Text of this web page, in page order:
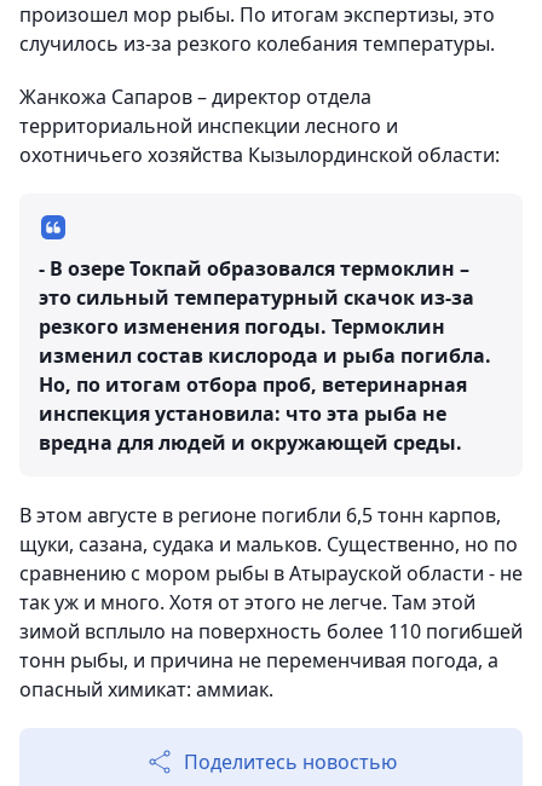
произошел мор рыбы. По итогам экспертизы, это
случилось из-за резкого колебания температуры.
Жанкожа Сапаров – директор отдела
территориальной инспекции лесного и
охотничьего хозяйства Кызылординской области:
- В озере Токпай образовался термоклин –
это сильный температурный скачок из-за
резкого изменения погоды. Термоклин
изменил состав кислорода и рыба погибла.
Но, по итогам отбора проб, ветеринарная
инспекция установила: что эта рыба не
вредна для людей и окружающей среды.
В этом августе в регионе погибли 6,5 тонн карпов,
щуки, сазана, судака и мальков. Существенно, но по
сравнению с мором рыбы в Атырауской области - не
так уж и много. Хотя от этого не легче. Там этой
зимой всплыло на поверхность более 110 погибшей
тонн рыбы, и причина не переменчивая погода, а
опасный химикат: аммиак.
Поделитесь новостью